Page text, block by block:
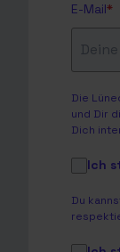
E-Mail*
Die
und Dir
Dich
Ich
Du